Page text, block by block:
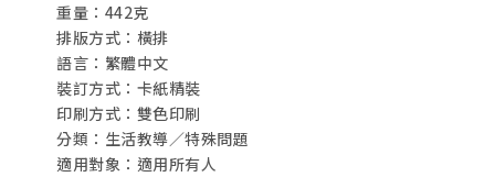
重量：442克
排版方式：橫排
語言：繁體中文
裝訂方式：卡紙精裝
印刷方式：雙色印刷
分類：生活教導／特殊問題
適用對象：適用所有人